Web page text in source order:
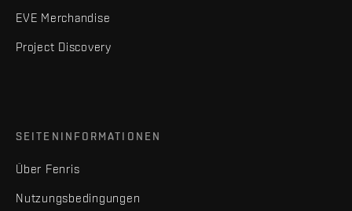
EVE Merchandise
Project Discovery
SEITENINFORMATIONEN
Über Fenris
Nutzungsbedingungen